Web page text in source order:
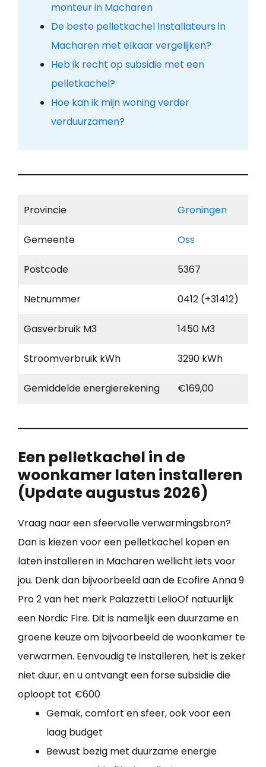
monteur in Macharen
De beste pelletkachel Installateurs in
Macharen met elkaar vergelijken?
Heb ik recht op subsidie met een
pelletkachel?
Hoe kan ik mijn woning verder
verduurzamen?
Provincie Groningen
Gemeente Oss
Postcode 5367
Netnummer 0412 (+31412)
Gasverbruik M3 1450 M3
Stroomverbruik kWh 3290 kWh
Gemiddelde energierekening €169,00
Een pelletkachel in de
woonkamer laten installeren
(Update augustus 2026)
Vraag naar een sfeervolle verwarmingsbron?
Dan is kiezen voor een pelletkachel kopen en
laten installeren in Macharen wellicht iets voor
jou. Denk dan bijvoorbeeld aan de Ecofire Anna 9
Pro 2 van het merk Palazzetti LelioOf natuurlijk
een Nordic Fire. Dit is namelijk een duurzame en
groene keuze om bijvoorbeeld de woonkamer te
verwarmen. Eenvoudig te installeren, het is zeker
niet duur, en u ontvangt een forse subsidie die
oploopt tot €600
Gemak, comfort en sfeer, ook voor een
laag budget
Bewust bezig met duurzame energie